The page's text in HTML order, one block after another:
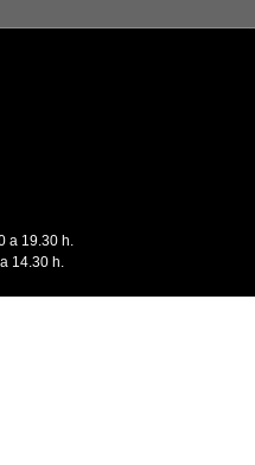
a 19.30 h.
14.30 h.